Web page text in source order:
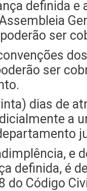
definida
ser
ser
dias de
a
e
definida, é
do Código